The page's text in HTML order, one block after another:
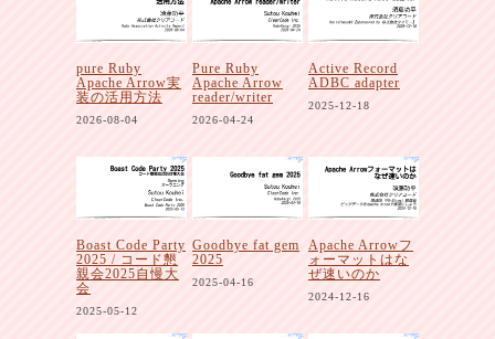
pure Ruby
Apache Arrow実
装の活用方法
2026-08-04
Pure Ruby
Apache Arrow
reader/writer
2026-04-24
Active Record
ADBC adapter
2025-12-18
Boast Code Party
2025 / コード懇
親会2025自慢大
会
2025-05-12
Goodbye fat gem
2025
2025-04-16
Apache Arrowフ
ォーマットはな
ぜ速いのか
2024-12-16